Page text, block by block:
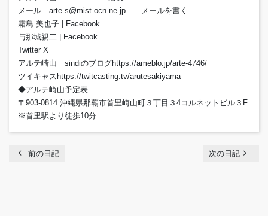
メール arte.s@mist.ocn.ne.jp メールを書く
霜鳥 美也子 | Facebook
与那城親二 | Facebook
Twitter X
アルテ崎山 sindiのブログhttps://ameblo.jp/arte-4746/
ツイキャスhttps://twitcasting.tv/arutesakiyama
◆アルテ崎山予定表
〒903-0814 沖縄県那覇市首里崎山町３丁目３4コルネットビル３F
※首里駅より徒歩10分
chevron_left 前の日記 次の日記 navigate_next